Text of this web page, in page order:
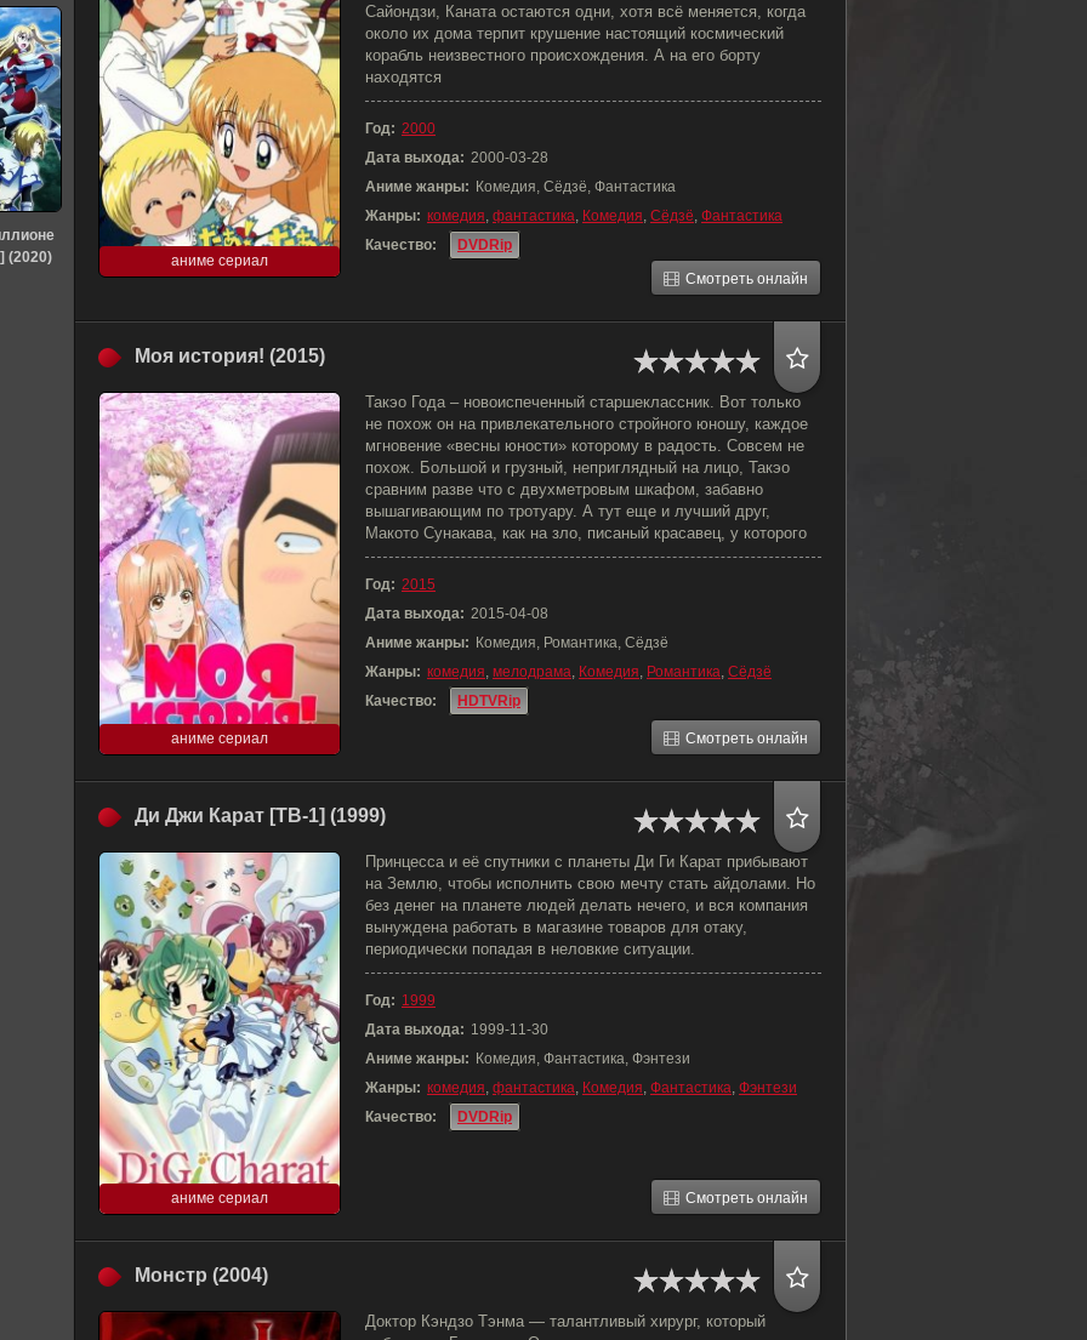
аниме сериал
Сайондзи, Каната остаются одни, хотя всё меняется, когда
около их дома терпит крушение настоящий космический
корабль неизвестного происхождения. А на его борту
находятся
Год: 2000
Дата выхода: 2000-03-28
Аниме жанры: Комедия, Сёдзё, Фантастика
Жанры: комедия, фантастика, Комедия, Сёдзё, Фантастика
Качество:
DVDRip
Смотреть онлайн
Моя история! (2015)
аниме сериал
Такэо Года – новоиспеченный старшеклассник. Вот только
не похож он на привлекательного стройного юношу, каждое
мгновение «весны юности» которому в радость. Совсем не
похож. Большой и грузный, неприглядный на лицо, Такэо
сравним разве что с двухметровым шкафом, забавно
вышагивающим по тротуару. А тут еще и лучший друг,
Макото Сунакава, как на зло, писаный красавец, у которого
Год: 2015
Дата выхода: 2015-04-08
Аниме жанры: Комедия, Романтика, Сёдзё
Жанры: комедия, мелодрама, Комедия, Романтика, Сёдзё
Качество:
HDTVRip
Смотреть онлайн
Ди Джи Карат [ТВ-1] (1999)
аниме сериал
Принцесса и её спутники с планеты Ди Ги Карат прибывают
на Землю, чтобы исполнить свою мечту стать айдолами. Но
без денег на планете людей делать нечего, и вся компания
вынуждена работать в магазине товаров для отаку,
периодически попадая в неловкие ситуации.
Год: 1999
Дата выхода: 1999-11-30
Аниме жанры: Комедия, Фантастика, Фэнтези
Жанры: комедия, фантастика, Комедия, Фантастика, Фэнтези
Качество:
DVDRip
Смотреть онлайн
Монстр (2004)
Доктор Кэндзо Тэнма — талантливый хирург, который
(2020)